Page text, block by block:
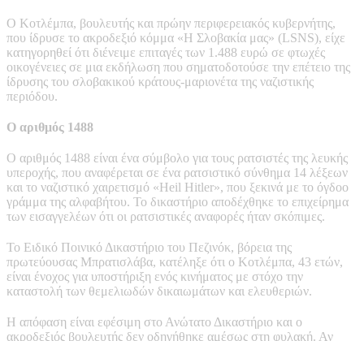
Ο Κοτλέμπα, βουλευτής και πρώην περιφερειακός κυβερνήτης,
που ίδρυσε το ακροδεξιό κόμμα «Η Σλοβακία μας» (LSNS), είχε
κατηγορηθεί ότι διένειμε επιταγές των 1.488 ευρώ σε φτωχές
οικογένειες σε μια εκδήλωση που σηματοδοτούσε την επέτειο της
ίδρυσης του σλοβακικού κράτους-μαριονέτα της ναζιστικής
περιόδου.
Ο αριθμός 1488
Ο αριθμός 1488 είναι ένα σύμβολο για τους ρατσιστές της λευκής
υπεροχής, που αναφέρεται σε ένα ρατσιστικό σύνθημα 14 λέξεων
και το ναζιστικό χαιρετισμό «Heil Hitler», που ξεκινά με το όγδοο
γράμμα της αλφαβήτου. Το δικαστήριο αποδέχθηκε το επιχείρημα
των εισαγγελέων ότι οι ρατσιστικές αναφορές ήταν σκόπιμες.
Το Ειδικό Ποινικό Δικαστήριο του Πεζινόκ, βόρεια της
πρωτεύουσας Μπρατισλάβα, κατέληξε ότι ο Κοτλέμπα, 43 ετών,
είναι ένοχος για υποστήριξη ενός κινήματος με στόχο την
καταστολή των θεμελιωδών δικαιωμάτων και ελευθεριών.
Η απόφαση είναι εφέσιμη στο Ανώτατο Δικαστήριο και ο
ακροδεξιός βουλευτής δεν οδηγήθηκε αμέσως στη φυλακή. Αν